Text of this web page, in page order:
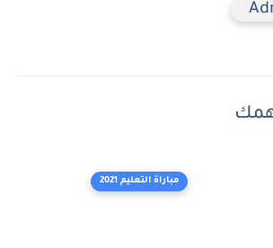
مباراة التعليم 2021